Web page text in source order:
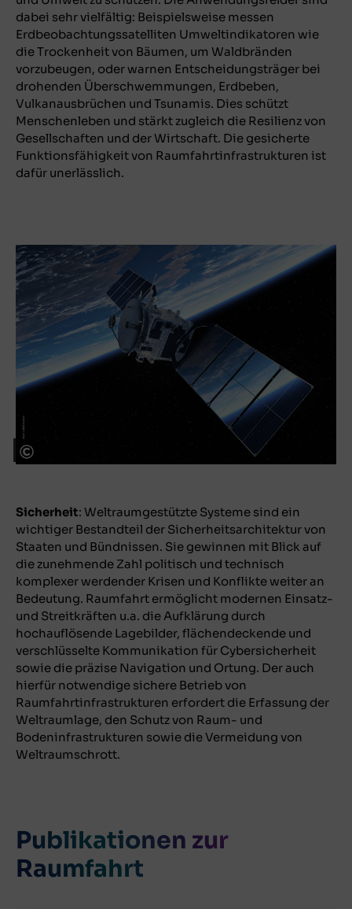
dabei sehr vielfältig: Beispielsweise messen
Erdbeobachtungssatelliten Umweltindikatoren wie
die Trockenheit von Bäumen, um Waldbränden
vorzubeugen, oder warnen Entscheidungsträger bei
drohenden Überschwemmungen, Erdbeben,
Vulkanausbrüchen und Tsunamis. Dies schützt
Menschenleben und stärkt zugleich die Resilienz von
Gesellschaften und der Wirtschaft. Die gesicherte
Funktionsfähigkeit von Raumfahrtinfrastrukturen ist
dafür unerlässlich.
Sicherheit: Weltraumgestützte Systeme sind ein
wichtiger Bestandteil der Sicherheitsarchitektur von
Staaten und Bündnissen. Sie gewinnen mit Blick auf
die zunehmende Zahl politisch und technisch
komplexer werdender Krisen und Konflikte weiter an
Bedeutung. Raumfahrt ermöglicht modernen Einsatz-
und Streitkräften u.a. die Aufklärung durch
hochauflösende Lagebilder, flächendeckende und
verschlüsselte Kommunikation für Cybersicherheit
sowie die präzise Navigation und Ortung. Der auch
hierfür notwendige sichere Betrieb von
Raumfahrtinfrastrukturen erfordert die Erfassung der
Weltraumlage, den Schutz von Raum- und
Bodeninfrastrukturen sowie die Vermeidung von
Weltraumschrott.
Publikationen zur
Raumfahrt